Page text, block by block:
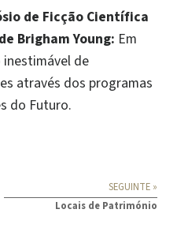
de Ficção Científica
Brigham Young: Em
de
através dos programas
do Futuro.
SEGUINTE »
Locais de Património